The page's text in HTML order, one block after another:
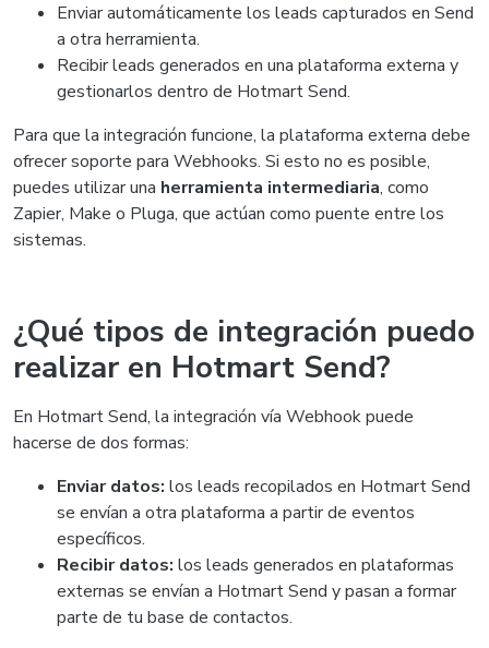
Enviar automáticamente los leads capturados en Send
a otra herramienta.
Recibir leads generados en una plataforma externa y
gestionarlos dentro de Hotmart Send.
Para que la integración funcione, la plataforma externa debe
ofrecer soporte para Webhooks. Si esto no es posible,
puedes utilizar una herramienta intermediaria, como
Zapier, Make o Pluga, que actúan como puente entre los
sistemas.
¿Qué tipos de integración puedo
realizar en Hotmart Send?
En Hotmart Send, la integración vía Webhook puede
hacerse de dos formas:
Enviar datos: los leads recopilados en Hotmart Send
se envían a otra plataforma a partir de eventos
específicos.
Recibir datos: los leads generados en plataformas
externas se envían a Hotmart Send y pasan a formar
parte de tu base de contactos.